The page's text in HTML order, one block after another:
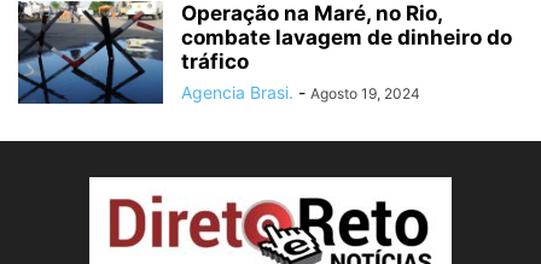
Operação na Maré, no Rio,
combate lavagem de dinheiro do
tráfico
Agencia Brasi. - Agosto 19, 2024